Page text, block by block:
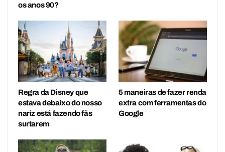
os anos 90?
Regra da Disney que
estava debaixo do nosso
nariz está fazendo fãs
surtarem
5 maneiras de fazer renda
extra com ferramentas do
Google